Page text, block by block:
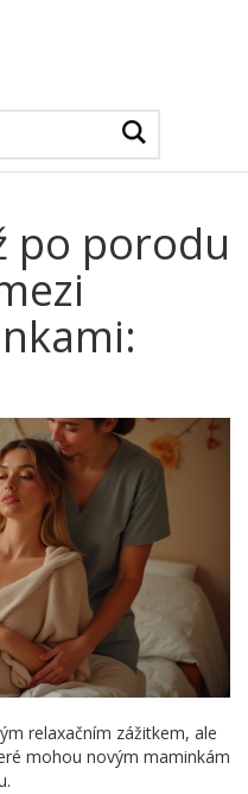
po porodu
relaxačním zážitkem, ale
mohou novým maminkám